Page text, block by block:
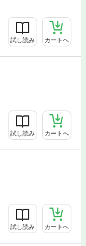
試し読み カートへ
試し読み カートへ
試し読み カートへ